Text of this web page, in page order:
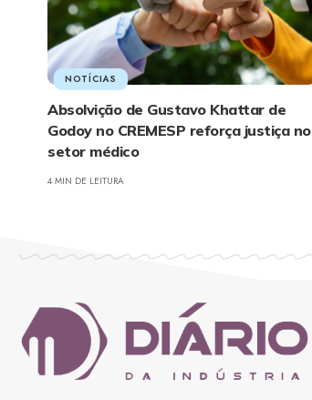
NOTÍCIAS
Absolvição de Gustavo Khattar de
Godoy no CREMESP reforça justiça no
setor médico
4 MIN DE LEITURA